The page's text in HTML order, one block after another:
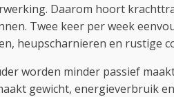
Daarom hoort
Twee keer per week
heupscharnieren en rustige
worden minder passief
gewicht, energieverbruik